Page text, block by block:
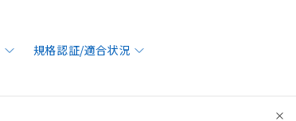
規格認証/適合状況